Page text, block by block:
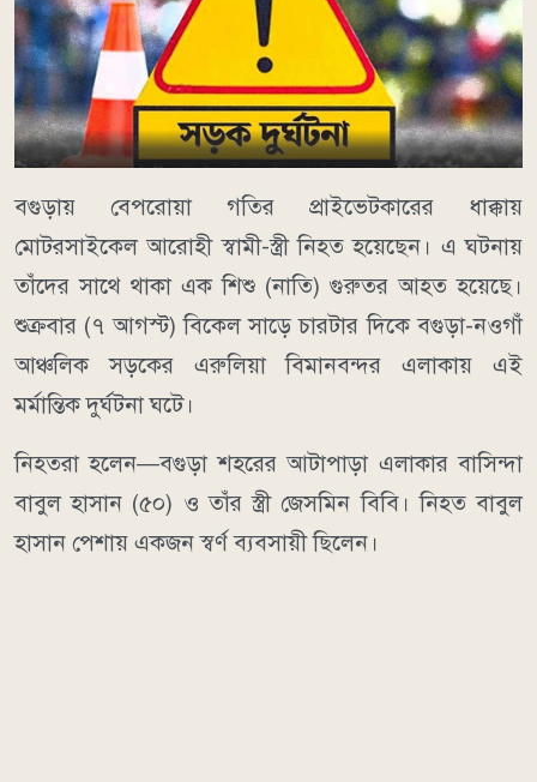
বগুড়ায় বেপরোয়া গতির প্রাইভেটকারের ধাক্কায়
মোটরসাইকেল আরোহী স্বামী-স্ত্রী নিহত হয়েছেন। এ ঘটনায়
তাঁদের সাথে থাকা এক শিশু (নাতি) গুরুতর আহত হয়েছে।
শুক্রবার (৭ আগস্ট) বিকেল সাড়ে চারটার দিকে বগুড়া-নওগাঁ
আঞ্চলিক সড়কের এরুলিয়া বিমানবন্দর এলাকায় এই
মর্মান্তিক দুর্ঘটনা ঘটে।
নিহতরা হলেন—বগুড়া শহরের আটাপাড়া এলাকার বাসিন্দা
বাবুল হাসান (৫০) ও তাঁর স্ত্রী জেসমিন বিবি। নিহত বাবুল
হাসান পেশায় একজন স্বর্ণ ব্যবসায়ী ছিলেন।